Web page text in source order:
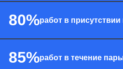
80%работ в присутствии
85%работ в течение